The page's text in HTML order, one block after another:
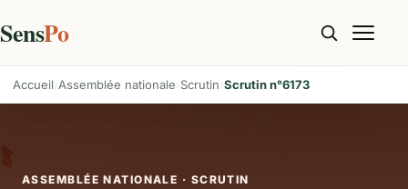
SensPo
Accueil Assemblée nationale Scrutin Scrutin n°6173
ASSEMBLÉE NATIONALE · SCRUTIN